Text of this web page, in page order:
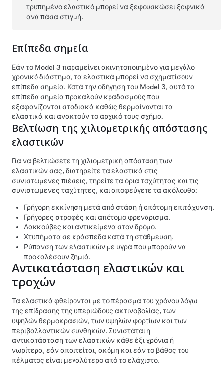
τρυπημένο ελαστικό μπορεί να ξεφουσκώσει ξαφνικά
ανά πάσα στιγμή.
Επίπεδα σημεία
Εάν το Model 3 παραμείνει ακινητοποιημένο για μεγάλο
χρονικό διάστημα, τα ελαστικά μπορεί να σχηματίσουν
επίπεδα σημεία. Κατά την οδήγηση του Model 3, αυτά τα
επίπεδα σημεία προκαλούν κραδασμούς που
εξαφανίζονται σταδιακά καθώς θερμαίνονται τα
ελαστικά και ανακτούν το αρχικό τους σχήμα.
Βελτίωση της χιλιομετρικής απόστασης
ελαστικών
Για να βελτιώσετε τη χιλιομετρική απόσταση των
ελαστικών σας, διατηρείτε τα ελαστικά στις
συνιστώμενες πιέσεις, τηρείτε τα όρια ταχύτητας και τις
συνιστώμενες ταχύτητες, και αποφεύγετε τα ακόλουθα:
Γρήγορη εκκίνηση μετά από στάση ή απότομη επιτάχυνση.
Γρήγορες στροφές και απότομο φρενάρισμα.
Λακκούβες και αντικείμενα στον δρόμο.
Χτυπήματα σε κράσπεδα κατά τη στάθμευση.
Ρύπανση των ελαστικών με υγρά που μπορούν να
προκαλέσουν ζημιά.
Αντικατάσταση ελαστικών και
τροχών
Τα ελαστικά φθείρονται με το πέρασμα του χρόνου λόγω
της επίδρασης της υπεριώδους ακτινοβολίας, των
υψηλών θερμοκρασιών, των υψηλών φορτίων και των
περιβαλλοντικών συνθηκών. Συνιστάται η
αντικατάσταση των ελαστικών κάθε έξι χρόνια ή
νωρίτερα, εάν απαιτείται, ακόμη και εάν το βάθος του
πέλματος είναι μεγαλύτερο από το ελάχιστο.